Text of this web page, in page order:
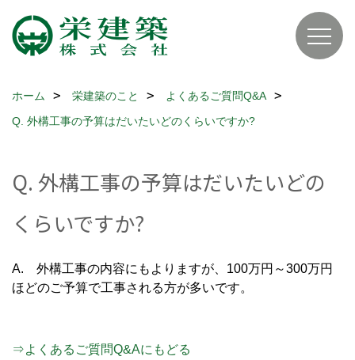
ホーム 栄建築のこと
よくあるご質問Q&A
Q. 外構工事の予算はだいたいどのくらいですか?
Q. 外構工事の予算はだいたいどの
くらいですか?
A. 外構工事の内容にもよりますが、100万円～300万円
ほどのご予算で工事される方が多いです。
⇒よくあるご質問Q&Aにもどる